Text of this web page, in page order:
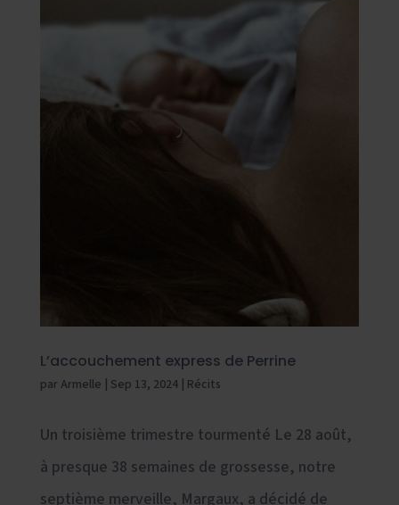
L’accouchement express de Perrine
par Armelle | Sep 13, 2024| Récits
Un troisième trimestre tourmenté Le 28 août,
à presque 38 semaines de grossesse, notre
septième merveille, Margaux, a décidé de